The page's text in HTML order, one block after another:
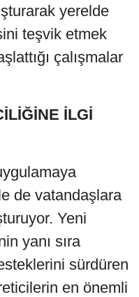
yerelde
teşvik etmek
çalışmalar
İLGİ
de vatandaşlara
Yeni
yanı sıra
sürdüren
en önemli